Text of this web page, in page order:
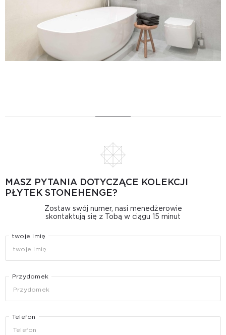
MASZ PYTANIA DOTYCZĄCE KOLEKCJI
PŁYTEK STONEHENGE?
Zostaw swój numer, nasi menedżerowie
skontaktują się z Tobą w ciągu 15 minut
twoje imię
Przydomek
Telefon